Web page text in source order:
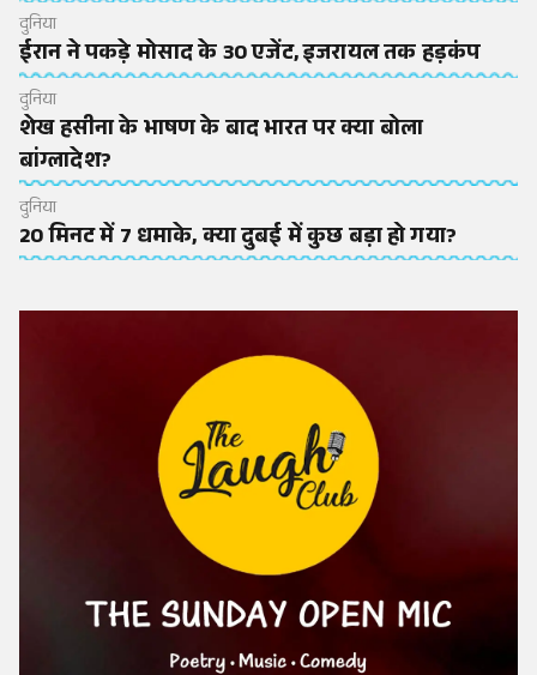
दुनिया
ईरान ने पकड़े मोसाद के 30 एजेंट, इजरायल तक हड़कंप
दुनिया
शेख हसीना के भाषण के बाद भारत पर क्या बोला
बांग्लादेश?
दुनिया
20 मिनट में 7 धमाके, क्या दुबई में कुछ बड़ा हो गया?